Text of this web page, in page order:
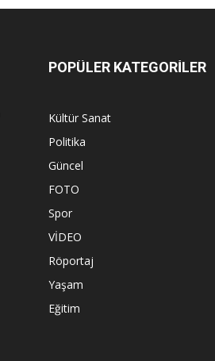
POPÜLER KATEGORİLER
Kültür Sanat
Politika
Güncel
FOTO
Spor
VİDEO
Röportaj
Yaşam
Eğitim